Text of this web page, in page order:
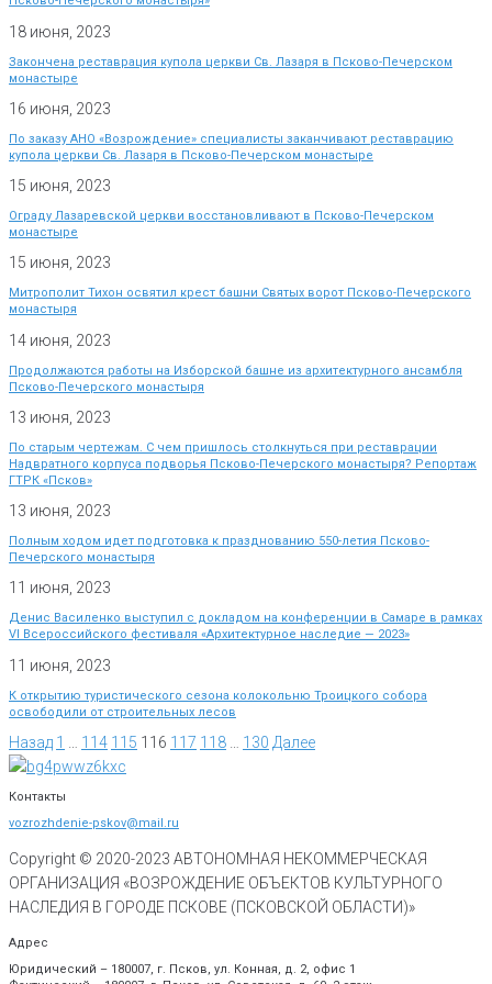
18 июня, 2023
Закончена реставрация купола церкви Св. Лазаря в Псково-Печерском
монастыре
16 июня, 2023
По заказу АНО «Возрождение» специалисты заканчивают реставрацию
купола церкви Св. Лазаря в Псково-Печерском монастыре
15 июня, 2023
Ограду Лазаревской церкви восстановливают в Псково-Печерском
монастыре
15 июня, 2023
Митрополит Тихон освятил крест башни Святых ворот Псково-Печерского
монастыря
14 июня, 2023
Продолжаются работы на Изборской башне из архитектурного ансамбля
Псково-Печерского монастыря
13 июня, 2023
По старым чертежам. С чем пришлось столкнуться при реставрации
Надвратного корпуса подворья Псково-Печерского монастыря? Репортаж
ГТРК «Псков»
13 июня, 2023
Полным ходом идет подготовка к празднованию 550-летия Псково-
Печерского монастыря
11 июня, 2023
Денис Василенко выступил с докладом на конференции в Самаре в рамках
VI Всероссийского фестиваля «Архитектурное наследие — 2023»
11 июня, 2023
К открытию туристического сезона колокольню Троицкого собора
освободили от строительных лесов
Назад 1 114 115 116 117 118 130 Далее
Контакты
vozrozhdenie-pskov@mail.ru
Copyright © 2020-2023 АВТОНОМНАЯ НЕКОММЕРЧЕСКАЯ
ОРГАНИЗАЦИЯ «ВОЗРОЖДЕНИЕ ОБЪЕКТОВ КУЛЬТУРНОГО
НАСЛЕДИЯ В ГОРОДЕ ПСКОВЕ (ПСКОВСКОЙ ОБЛАСТИ)»
Адрес
Юридический – 180007, г. Псков, ул. Конная, д. 2, офис 1